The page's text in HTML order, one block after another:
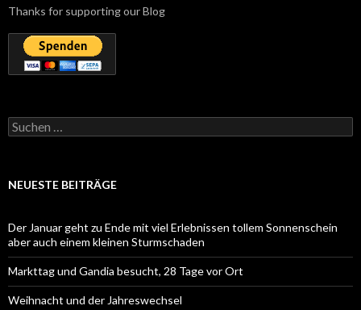
Thanks for supporting our Blog
Suchen
nach:
NEUESTE BEITRÄGE
Der Januar geht zu Ende mit viel Erlebnissen tollem Sonnenschein
aber auch einem kleinen Sturmschaden
Markttag und Gandia besucht, 28 Tage vor Ort
Weihnacht und der Jahreswechsel